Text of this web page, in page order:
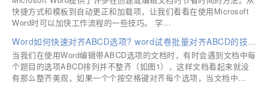
快捷方式和模板到自动更正和加载项，让我们看看在使用Microsoft
Word时可以加快工作流程的一些技巧。 学...
Word如何快速对齐ABCD选项? word试卷批量对齐ABCD的技巧
当我们在使用Word编辑带ABCD选项的文档时，有时会遇到文档中每
个题目的选项ABCD排列并不整齐（如图1），这样文档看起来就没
有那么整齐美观，如果一个个按空格键对齐每个选项，当文档中...